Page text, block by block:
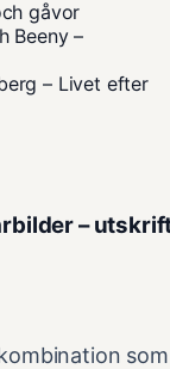
gåvor
Beeny –
– Livet efter
–